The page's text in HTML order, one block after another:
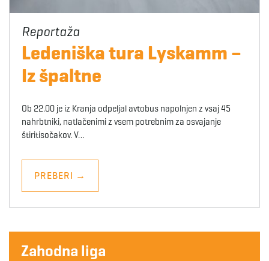
Ledeniška tura Lyskamm –
Iz špaltne
Ob 22.00 je iz Kranja odpeljal avtobus napolnjen z vsaj 45
nahrbtniki, natlačenimi z vsem potrebnim za osvajanje
štiritisočakov. V…
PREBERI →
Zahodna liga